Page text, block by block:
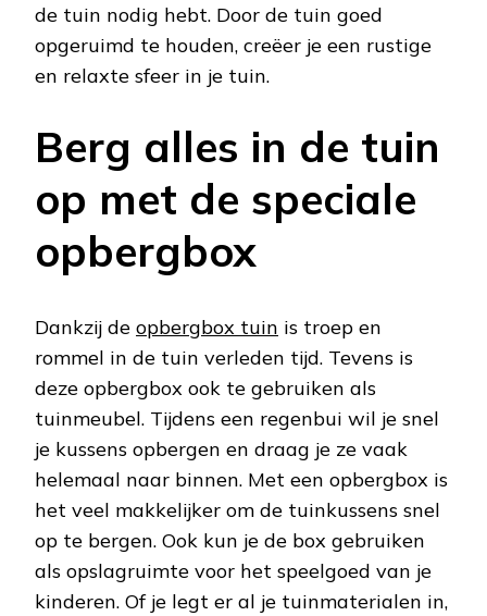
de tuin nodig hebt. Door de tuin goed
opgeruimd te houden, creëer je een rustige
en relaxte sfeer in je tuin.
Berg alles in de tuin
op met de speciale
opbergbox
Dankzij de opbergbox tuin is troep en
rommel in de tuin verleden tijd. Tevens is
deze opbergbox ook te gebruiken als
tuinmeubel. Tijdens een regenbui wil je snel
je kussens opbergen en draag je ze vaak
helemaal naar binnen. Met een opbergbox is
het veel makkelijker om de tuinkussens snel
op te bergen. Ook kun je de box gebruiken
als opslagruimte voor het speelgoed van je
kinderen. Of je legt er al je tuinmaterialen in,